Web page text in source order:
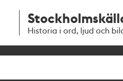
Historia i ord, ljud och